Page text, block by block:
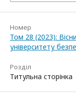
Номер
Том 28 (2023):
університету
Розділ
Титульна сторінка